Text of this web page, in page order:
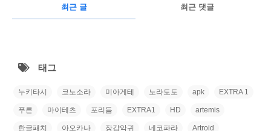
최근 글 최근 댓글
글
태그
누키타시 코노소라 미아게테 노라토토 apk EXTRA 1
푸른 마이테츠 포리듬 EXTRA1 HD artemis
한글패치 아오카나 장갑악귀 네코파라 Artroid